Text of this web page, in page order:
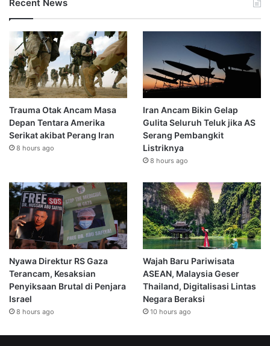
Recent News
Trauma Otak Ancam Masa
Depan Tentara Amerika
Serikat akibat Perang Iran
8 hours ago
Iran Ancam Bikin Gelap
Gulita Seluruh Teluk jika AS
Serang Pembangkit
Listriknya
8 hours ago
Nyawa Direktur RS Gaza
Terancam, Kesaksian
Penyiksaan Brutal di Penjara
Israel
8 hours ago
Wajah Baru Pariwisata
ASEAN, Malaysia Geser
Thailand, Digitalisasi Lintas
Negara Beraksi
10 hours ago